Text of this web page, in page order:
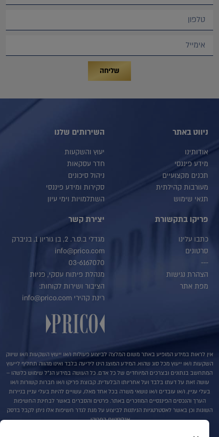
שליחה
ניווט באתר
אודותינו
מידע פיננסי
תכנים מקצועיים
מעורבות קהילתית
תנאי שימוש
השירותים שלנו
יעוץ והשקעות
חדר עסקאות
ניהול סיכונים
סקירות ומידע פיננסי
השתלמויות וימי עיון
פריקו בתקשורת
כתבו עלינו
סרטונים
---
הצהרת נגישות
מפת אתר
יצירת קשר
מגדלי ב.ס.ר. 2, בן גוריון 1, בניברק
info@prico.com
03-6167070
מנהלת פיתוח עסקי, פניות
הציבור ושירות לקוחות:
רינת קהירי info@prico.com
אין לראות במידע המופיע באתר משום המלצה לביצוע פעולות ו/או ייעוץ השקעות ו/או שיווק
השקעות ו/או ייעוץ מכל סוג שהוא. המידע המוצג הינו לידיעה בלבד ואינו מהווה תחליף לייעוץ
המתחשב בנתונים ובצרכים המיוחדים של כל אדם. כל העושה במידע הנ"ל שימוש כלשהו –
עושה זאת על דעתו בלבד ועל אחריותו הבלעדית. קבוצת פריקו ו/או חברות קשורות ו/או
בעלי עניין, ו/או עובדים ו/או נושאי משרה בכל אחד מאלו, עשויים להיות בעלי עניין בניירות
הערך והנכסים הפיננסיים המוזכרים באתר. פרטים והסברים באשר לבחינת החשיפות
השונות וכן באשר לאסטרטגיות הניתנות לביצוע על מנת לגדר חשיפות אלו ניתן לקבל בדסק
אנליסטים בפריקו.